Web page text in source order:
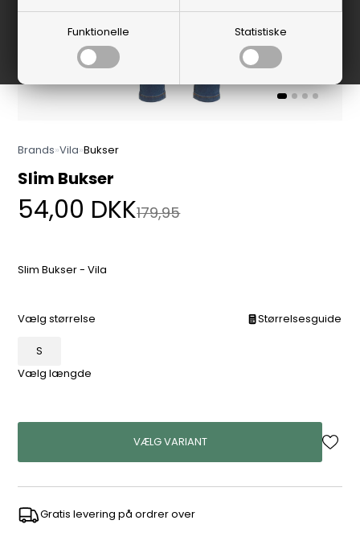
Funktionelle Statistiske
Brands»Vila»Bukser
Slim Bukser
54,00 DKK179,95
Slim Bukser - Vila
Vælg størrelse Størrelsesguide
S
Vælg længde
VÆLG VARIANT
Gratis levering på ordrer over